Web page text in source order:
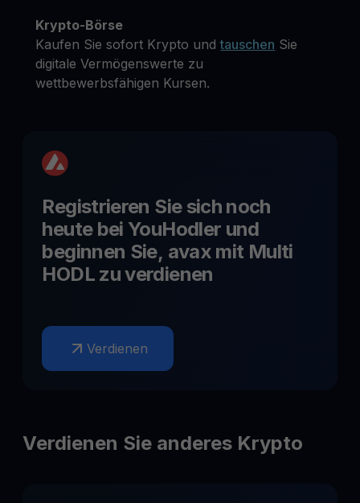
Krypto-Börse
Kaufen Sie sofort Krypto undtauschen Sie
digitale Vermögenswerte zu
wettbewerbsfähigen Kursen.
Registrieren Sie sich noch
heute bei YouHodler und
beginnen Sie, avax mit Multi
HODL zu verdienen
Verdienen
Verdienen Sie anderes Krypto